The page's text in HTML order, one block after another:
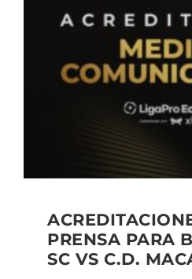
PRENSA PARA
SC VS C.D.